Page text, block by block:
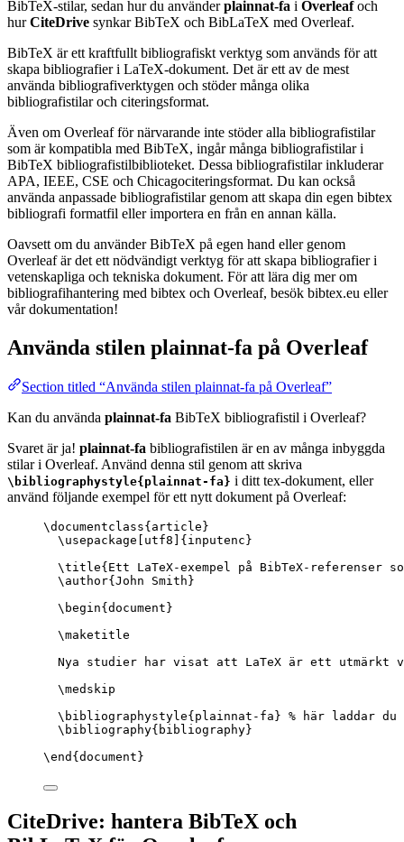
BibTeX-stilar, sedan hur du använderplainnat-fa i Overleafoch
hurCiteDrive synkar BibTeX och BibLaTeX med Overleaf.
BibTeX är ett kraftfullt bibliografiskt verktyg som används för att
skapa bibliografier i LaTeX-dokument. Det är ett av de mest
använda bibliografiverktygen och stöder många olika
bibliografistilar och citeringsformat.
Även om Overleaf för närvarande inte stöder alla bibliografistilar
som är kompatibla med BibTeX, ingår många bibliografistilar i
BibTeX bibliografistilbiblioteket. Dessa bibliografistilar inkluderar
APA, IEEE, CSE och Chicagociteringsformat. Du kan också
använda anpassade bibliografistilar genom att skapa din egen bibtex
bibliografi formatfil eller importera en från en annan källa.
Oavsett om du använder BibTeX på egen hand eller genom
Overleaf är det ett nödvändigt verktyg för att skapa bibliografier i
vetenskapliga och tekniska dokument. För att lära dig mer om
bibliografihantering med bibtex och Overleaf, besök bibtex.eu eller
vår dokumentation!
Använda stilen plainnat-fa på Overleaf
Section titled “Använda stilen plainnat-fa på Overleaf”
Kan du använda plainnat-fa BibTeX bibliografistil i Overleaf?
Svaret är ja! plainnat-fa bibliografistilen är en av många inbyggda
stilar i Overleaf. Använd denna stil genom att skriva
\bibliographystyle{plainnat-fa} i ditt tex-dokument, eller
använd följande exempel för ett nytt dokument på Overleaf:
\documentclass{ article }
\usepackage
utf8 ]{ inputenc }
\title{Ett LaTeX-exempel på BibTeX-
\author{John Smith}
\begin{ document }
\maketitle
Nya studier har visat att LaTeX är ett utmärkt
\medskip
\bibliographystyle{plainnat-fa} % här laddar
\bibliography{bibliography}
\end { document }
CiteDrive: hantera BibTeX och